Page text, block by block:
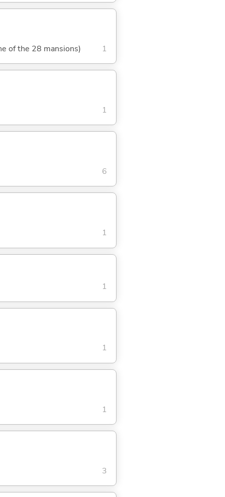
of the 28 mansions) 1
1
6
1
1
1
1
3